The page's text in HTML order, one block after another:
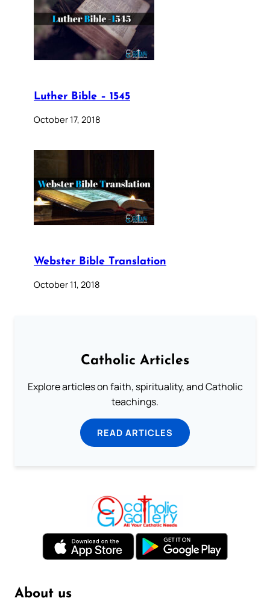
Luther Bible – 1545
October 17, 2018
Webster Bible Translation
October 11, 2018
Catholic Articles
Explore articles on faith, spirituality, and Catholic
teachings.
READ ARTICLES
About us